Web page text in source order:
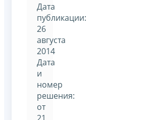
Дата
публикации:
26
августа
2014
Дата
и
номер
решения:
от
21